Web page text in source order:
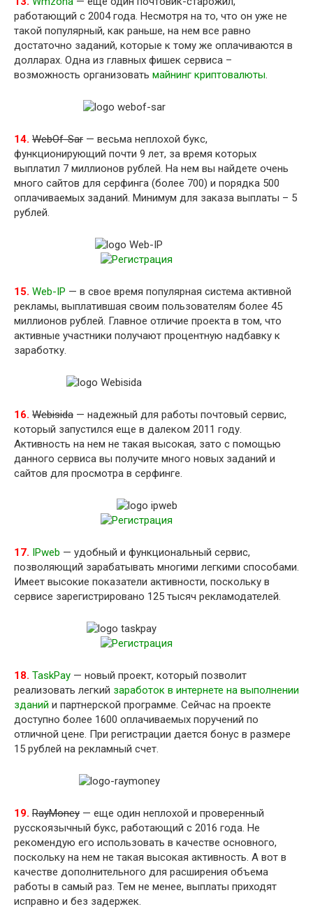
работающий с 2004 года. Несмотря на то, что он уже не
такой популярный, как раньше, на нем все равно
достаточно заданий, которые к тому же оплачиваются в
долларах. Одна из главных фишек сервиса –
возможность организовать майнинг криптовалюты.
14. WebOf-Sar — весьма неплохой букс,
функционирующий почти 9 лет, за время которых
выплатил 7 миллионов рублей. На нем вы найдете очень
много сайтов для серфинга (более 700) и порядка 500
оплачиваемых заданий. Минимум для заказа выплаты – 5
рублей.
15. Web-IP — в свое время популярная система активной
рекламы, выплатившая своим пользователям более 45
миллионов рублей. Главное отличие проекта в том, что
активные участники получают процентную надбавку к
заработку.
16. Webisida — надежный для работы почтовый сервис,
который запустился еще в далеком 2011 году.
Активность на нем не такая высокая, зато с помощью
данного сервиса вы получите много новых заданий и
сайтов для просмотра в серфинге.
17. IPweb — удобный и функциональный сервис,
позволяющий зарабатывать многими легкими способами.
Имеет высокие показатели активности, поскольку в
сервисе зарегистрировано 125 тысяч рекламодателей.
18. TaskPay — новый проект, который позволит
реализовать легкий заработок в интернете на выполнении
зданий и партнерской программе. Сейчас на проекте
доступно более 1600 оплачиваемых поручений по
отличной цене. При регистрации дается бонус в размере
15 рублей на рекламный счет.
19. RayMoney — еще один неплохой и проверенный
русскоязычный букс, работающий с 2016 года. Не
рекомендую его использовать в качестве основного,
поскольку на нем не такая высокая активность. А вот в
качестве дополнительного для расширения объема
работы в самый раз. Тем не менее, выплаты приходят
исправно и без задержек.